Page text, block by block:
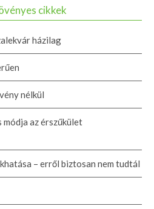
cikkek
házilag
nélkül
módja az érszűkület
– erről biztosan nem tudtál